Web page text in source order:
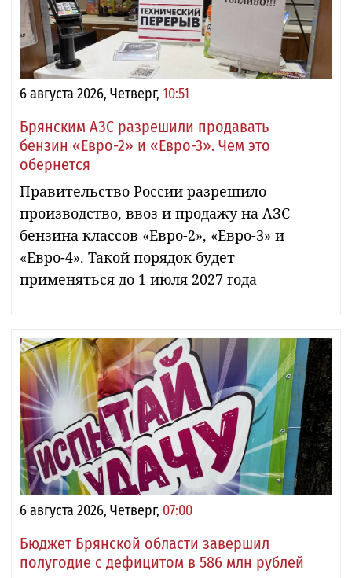
6 августа 2026, Четверг, 10:51
Брянским АЗС разрешили продавать
бензин «Евро-2» и «Евро-3». Чем это
обернется
Правительство России разрешило
производство, ввоз и продажу на АЗС
бензина классов «Евро-2», «Евро-3» и
«Евро-4». Такой порядок будет
применяться до 1 июля 2027 года
6 августа 2026, Четверг, 07:00
Бюджет Брянской области завершил
полугодие с дефицитом в 586 млн рублей